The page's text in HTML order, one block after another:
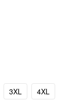
3XL
4XL